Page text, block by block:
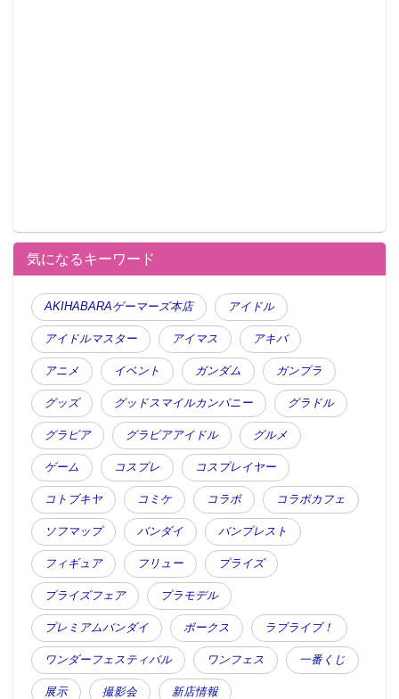
気になるキーワード
AKIHABARAゲーマーズ本店 アイドル
アイドルマスター アイマス アキバ
アニメ イベント ガンダム ガンプラ
グッズ グッドスマイルカンパニー グラドル
グラビア グラビアアイドル グルメ
ゲーム コスプレ コスプレイヤー
コトブキヤ コミケ コラボ コラボカフェ
ソフマップ バンダイ バンプレスト
フィギュア フリュー プライズ
プライズフェア プラモデル
プレミアムバンダイ ボークス ラブライブ！
ワンダーフェスティバル ワンフェス 一番くじ
展示 撮影会 新店情報